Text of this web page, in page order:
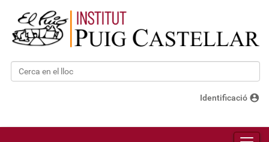
Cerca
Identificació account_circle